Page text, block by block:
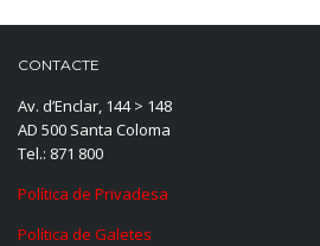
CONTACTE
Av. d’Enclar, 144 > 148
AD 500 Santa Coloma
Tel.: 871 800
Política de Privadesa
Política de Galetes